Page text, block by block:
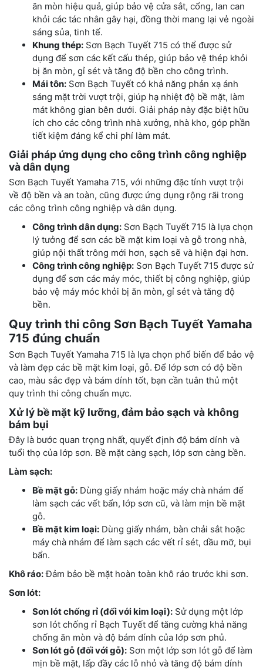
ăn mòn hiệu quả, giúp bảo vệ cửa sắt, cổng, lan can
khỏi các tác nhân gây hại, đồng thời mang lại vẻ ngoài
sáng sủa, tinh tế.
Khung thép: Sơn Bạch Tuyết 715 có thể được sử
dụng để sơn các kết cấu thép, giúp bảo vệ thép khỏi
bị ăn mòn, gỉ sét và tăng độ bền cho công trình.
Mái tôn: Sơn Bạch Tuyết có khả năng phản xạ ánh
sáng mặt trời vượt trội, giúp hạ nhiệt độ bề mặt, làm
mát không gian bên dưới. Giải pháp này đặc biệt hữu
ích cho các công trình nhà xưởng, nhà kho, góp phần
tiết kiệm đáng kể chi phí làm mát.
Giải pháp ứng dụng cho công trình công nghiệp
và dân dụng
Sơn Bạch Tuyết Yamaha 715, với những đặc tính vượt trội
về độ bền và an toàn, cũng được ứng dụng rộng rãi trong
các công trình công nghiệp và dân dụng.
Công trình dân dụng: Sơn Bạch Tuyết 715 là lựa chọn
lý tưởng để sơn các bề mặt kim loại và gỗ trong nhà,
giúp nội thất trông mới hơn, sạch sẽ và hiện đại hơn.
Công trình công nghiệp: Sơn Bạch Tuyết 715 được sử
dụng để sơn các máy móc, thiết bị công nghiệp, giúp
bảo vệ máy móc khỏi bị ăn mòn, gỉ sét và tăng độ
bền.
Quy trình thi công Sơn Bạch Tuyết Yamaha
715 đúng chuẩn
Sơn Bạch Tuyết Yamaha 715 là lựa chọn phổ biến để bảo vệ
và làm đẹp các bề mặt kim loại, gỗ. Để lớp sơn có độ bền
cao, màu sắc đẹp và bám dính tốt, bạn cần tuân thủ một
quy trình thi công chuẩn mực.
Xử lý bề mặt kỹ lưỡng, đảm bảo sạch và không
bám bụi
Đây là bước quan trọng nhất, quyết định độ bám dính và
tuổi thọ của lớp sơn. Bề mặt càng sạch, lớp sơn càng bền.
Làm sạch:
Bề mặt gỗ: Dùng giấy nhám hoặc máy chà nhám để
làm sạch các vết bẩn, lớp sơn cũ, và làm mịn bề mặt
gỗ.
Bề mặt kim loại: Dùng giấy nhám, bàn chải sắt hoặc
máy chà nhám để làm sạch các vết rỉ sét, dầu mỡ, bụi
bẩn.
Khô ráo:Đảm bảo bề mặt hoàn toàn khô ráo trước khi sơn.
Sơn lót:
Sơn lót chống rỉ (đối với kim loại): Sử dụng một lớp
sơn lót chống rỉ Bạch Tuyết để tăng cường khả năng
chống ăn mòn và độ bám dính của lớp sơn phủ.
Sơn lót gỗ (đối với gỗ): Sơn một lớp sơn lót gỗ để làm
mịn bề mặt, lấp đầy các lỗ nhỏ và tăng độ bám dính